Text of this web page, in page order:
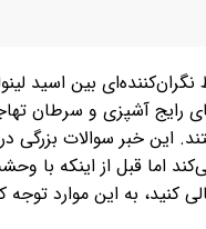
نگران‌کننده‌ای بین اسید
رایج آشپزی و سرطان
این خبر سوالات بزرگی
اما قبل از اینکه با
کنید، به این موارد توجه